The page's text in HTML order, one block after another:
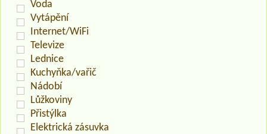
Voda
Vytápění
Internet/WiFi
Televize
Lednice
Kuchyňka/vařič
Nádobí
Lůžkoviny
Přistýlka
Elektrická zásuvka